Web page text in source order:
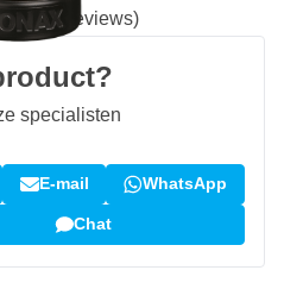
reviews)
specialisten
E-mail WhatsApp
Chat